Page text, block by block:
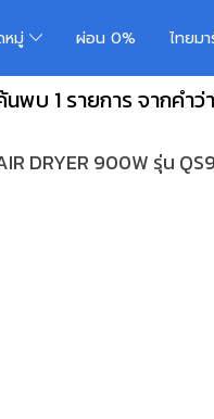
หมู่ ผ่อน 0% ไทยม
นพบ 1 รายการ จากคำ
DRYER 900W รุ่น